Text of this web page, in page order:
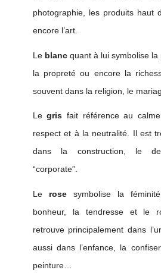
photographie, les produits haut
encore l’art.
Le blancquant à lui symbolise la
la propreté ou encore la
souvent dans la religion, le
Legris fait référence au
respect et à la neutralité. Il est
dans la construction, le
“corporate”.
Lerose symbolise la
bonheur, la tendresse et le
retrouve principalement dans
aussi dans l’enfance, la
peinture…